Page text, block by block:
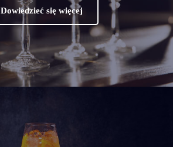
Dowiedzieć się więcej